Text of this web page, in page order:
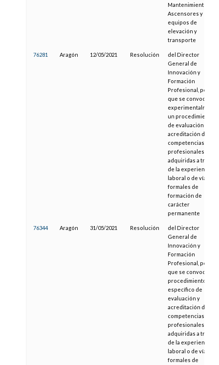
Mantenimiento de
Ascensores y otros
equipos de
elevación y
transporte
76281 Aragón 12/05/2021 Resolución
del Director
General de
Innovación y
Formación
Profesional, por la
que se convoca,
un procedimiento
de evaluación y
acreditación de
competencias
profesionales
adquiridas a través
de la experiencia
laboral o de vías no
formales de
formación de
carácter
permanente
76344 Aragón 31/05/2021 Resolución
del Director
General de
Innovación y
Formación
Profesional, por la
que se convoca el
procedimiento
específico de
evaluación y
acreditación de
competencias
profesionales
adquiridas a través
de la experiencia
laboral o de vías no
formales de